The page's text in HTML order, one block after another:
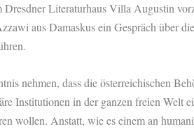
Dresdner Literaturhaus Villa Augustin
aus Damaskus ein Gespräch über
nehmen, dass die österreichischen
Institutionen in der ganzen freien Welt
wollen. Anstatt, wie es einem an